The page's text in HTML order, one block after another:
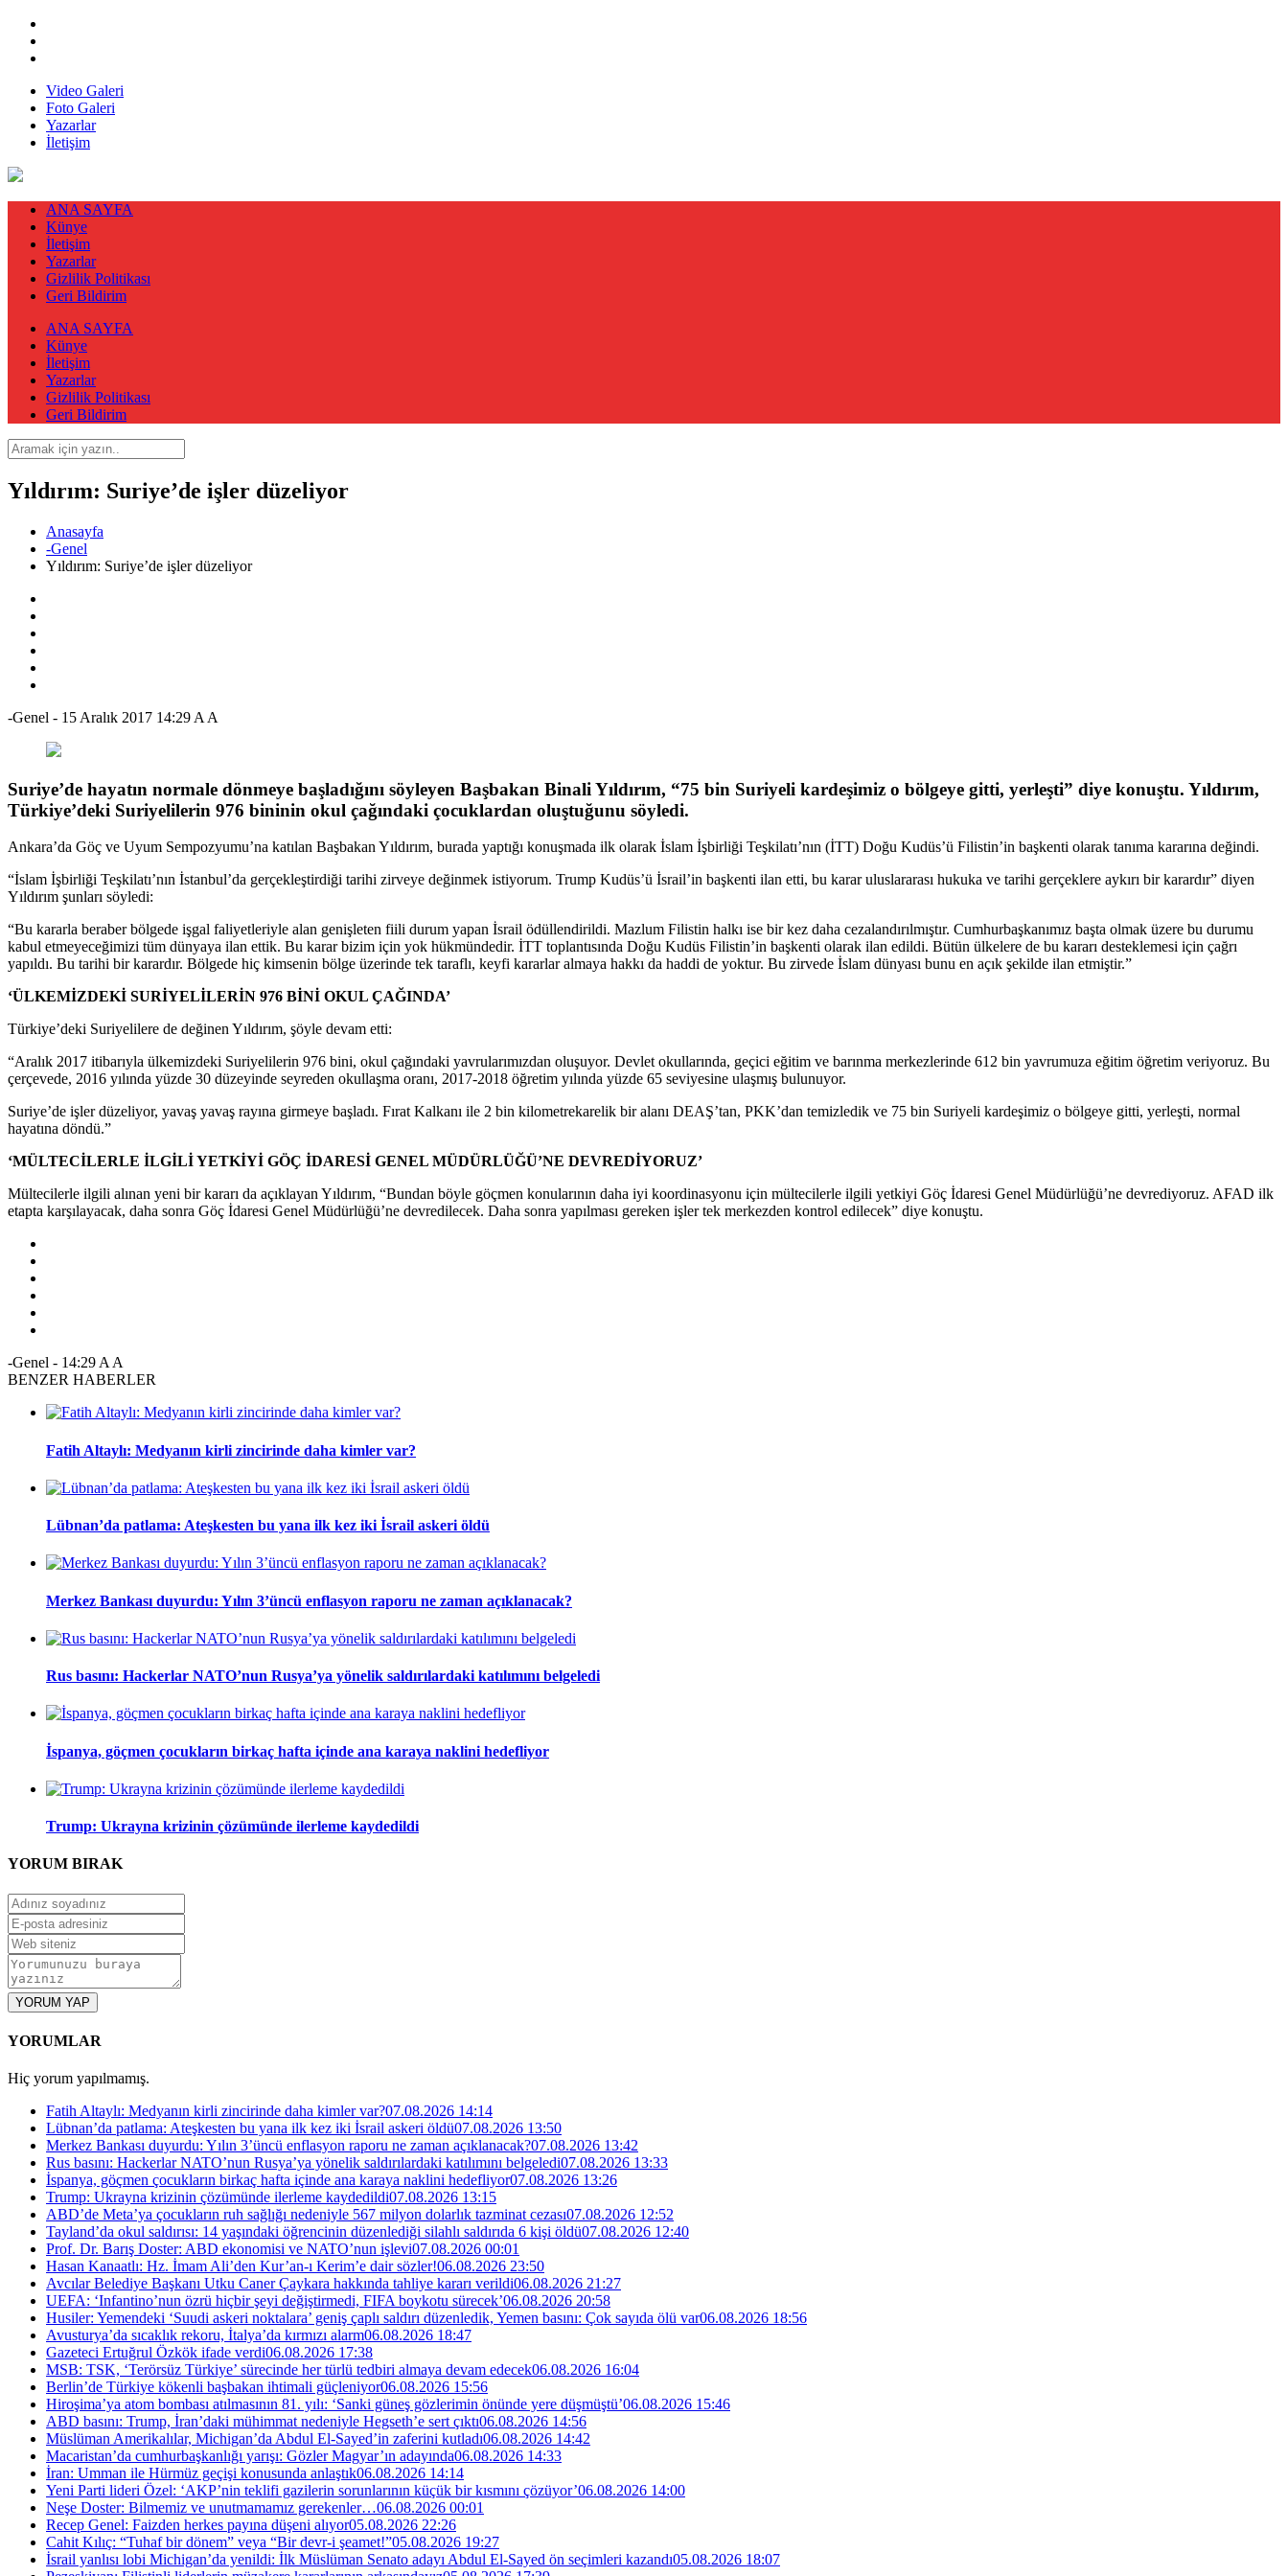
Video Galeri
Foto Galeri
Yazarlar
İletişim
ANA SAYFA
Künye
İletişim
Yazarlar
Gizlilik Politikası
Geri Bildirim
ANA SAYFA
Künye
İletişim
Yazarlar
Gizlilik Politikası
Geri Bildirim
Yıldırım: Suriye’de işler düzeliyor
Anasayfa
-Genel
Yıldırım: Suriye’de işler düzeliyor
-Genel - 15 Aralık 2017 14:29 A A
Suriye’de hayatın normale dönmeye başladığını söyleyen Başbakan Binali Yıldırım, “75 bin Suriyeli kardeşimiz o bölgeye gitti, yerleşti” diye konuştu. Yıldırım,
Türkiye’deki Suriyelilerin 976 bininin okul çağındaki çocuklardan oluştuğunu söyledi.
Ankara’da Göç ve Uyum Sempozyumu’na katılan Başbakan Yıldırım, burada yaptığı konuşmada ilk olarak İslam İşbirliği Teşkilatı’nın (İTT) Doğu Kudüs’ü Filistin’in başkenti olarak tanıma kararına değindi.
“İslam İşbirliği Teşkilatı’nın İstanbul’da gerçekleştirdiği tarihi zirveye değinmek istiyorum. Trump Kudüs’ü İsrail’in başkenti ilan etti, bu karar uluslararası hukuka ve tarihi gerçeklere aykırı bir karardır” diyen
Yıldırım şunları söyledi:
“Bu kararla beraber bölgede işgal faliyetleriyle alan genişleten fiili durum yapan İsrail ödüllendirildi. Mazlum Filistin halkı ise bir kez daha cezalandırılmıştır. Cumhurbaşkanımız başta olmak üzere bu durumu
kabul etmeyeceğimizi tüm dünyaya ilan ettik. Bu karar bizim için yok hükmündedir. İTT toplantısında Doğu Kudüs Filistin’in başkenti olarak ilan edildi. Bütün ülkelere de bu kararı desteklemesi için çağrı
yapıldı. Bu tarihi bir karardır. Bölgede hiç kimsenin bölge üzerinde tek taraflı, keyfi kararlar almaya hakkı da haddi de yoktur. Bu zirvede İslam dünyası bunu en açık şekilde ilan etmiştir.”
‘ÜLKEMİZDEKİ SURİYELİLERİN 976 BİNİ OKUL ÇAĞINDA’
Türkiye’deki Suriyelilere de değinen Yıldırım, şöyle devam etti:
“Aralık 2017 itibarıyla ülkemizdeki Suriyelilerin 976 bini, okul çağındaki yavrularımızdan oluşuyor. Devlet okullarında, geçici eğitim ve barınma merkezlerinde 612 bin yavrumuza eğitim öğretim veriyoruz. Bu
çerçevede, 2016 yılında yüzde 30 düzeyinde seyreden okullaşma oranı, 2017-2018 öğretim yılında yüzde 65 seviyesine ulaşmış bulunuyor.
Suriye’de işler düzeliyor, yavaş yavaş rayına girmeye başladı. Fırat Kalkanı ile 2 bin kilometrekarelik bir alanı DEAŞ’tan, PKK’dan temizledik ve 75 bin Suriyeli kardeşimiz o bölgeye gitti, yerleşti, normal
hayatına döndü.”
‘MÜLTECİLERLE İLGİLİ YETKİYİ GÖÇ İDARESİ GENEL MÜDÜRLÜĞÜ’NE DEVREDİYORUZ’
Mültecilerle ilgili alınan yeni bir kararı da açıklayan Yıldırım, “Bundan böyle göçmen konularının daha iyi koordinasyonu için mültecilerle ilgili yetkiyi Göç İdaresi Genel Müdürlüğü’ne devrediyoruz. AFAD ilk
etapta karşılayacak, daha sonra Göç İdaresi Genel Müdürlüğü’ne devredilecek. Daha sonra yapılması gereken işler tek merkezden kontrol edilecek” diye konuştu.
-Genel - 14:29 A A
BENZER HABERLER
Fatih Altaylı: Medyanın kirli zincirinde daha kimler var?
Lübnan’da patlama: Ateşkesten bu yana ilk kez iki İsrail askeri öldü
Merkez Bankası duyurdu: Yılın 3’üncü enflasyon raporu ne zaman açıklanacak?
Rus basını: Hackerlar NATO’nun Rusya’ya yönelik saldırılardaki katılımını belgeledi
İspanya, göçmen çocukların birkaç hafta içinde ana karaya naklini hedefliyor
Trump: Ukrayna krizinin çözümünde ilerleme kaydedildi
YORUM BIRAK
YORUM YAP
YORUMLAR
Hiç yorum yapılmamış.
Fatih Altaylı: Medyanın kirli zincirinde daha kimler var?07.08.2026 14:14
Lübnan’da patlama: Ateşkesten bu yana ilk kez iki İsrail askeri öldü07.08.2026 13:50
Merkez Bankası duyurdu: Yılın 3’üncü enflasyon raporu ne zaman açıklanacak?07.08.2026 13:42
Rus basını: Hackerlar NATO’nun Rusya’ya yönelik saldırılardaki katılımını belgeledi07.08.2026 13:33
İspanya, göçmen çocukların birkaç hafta içinde ana karaya naklini hedefliyor07.08.2026 13:26
Trump: Ukrayna krizinin çözümünde ilerleme kaydedildi07.08.2026 13:15
ABD’de Meta’ya çocukların ruh sağlığı nedeniyle 567 milyon dolarlık tazminat cezası07.08.2026 12:52
Tayland’da okul saldırısı: 14 yaşındaki öğrencinin düzenlediği silahlı saldırıda 6 kişi öldü07.08.2026 12:40
Prof. Dr. Barış Doster: ABD ekonomisi ve NATO’nun işlevi07.08.2026 00:01
Hasan Kanaatlı: Hz. İmam Ali’den Kur’an-ı Kerim’e dair sözler!06.08.2026 23:50
Avcılar Belediye Başkanı Utku Caner Çaykara hakkında tahliye kararı verildi06.08.2026 21:27
UEFA: ‘Infantino’nun özrü hiçbir şeyi değiştirmedi, FIFA boykotu sürecek’06.08.2026 20:58
Husiler: Yemendeki ‘Suudi askeri noktalara’ geniş çaplı saldırı düzenledik, Yemen basını: Çok sayıda ölü var06.08.2026 18:56
Avusturya’da sıcaklık rekoru, İtalya’da kırmızı alarm06.08.2026 18:47
Gazeteci Ertuğrul Özkök ifade verdi06.08.2026 17:38
MSB: TSK, ‘Terörsüz Türkiye’ sürecinde her türlü tedbiri almaya devam edecek06.08.2026 16:04
Berlin’de Türkiye kökenli başbakan ihtimali güçleniyor06.08.2026 15:56
Hiroşima’ya atom bombası atılmasının 81. yılı: ‘Sanki güneş gözlerimin önünde yere düşmüştü’06.08.2026 15:46
ABD basını: Trump, İran’daki mühimmat nedeniyle Hegseth’e sert çıktı06.08.2026 14:56
Müslüman Amerikalılar, Michigan’da Abdul El-Sayed’in zaferini kutladı06.08.2026 14:42
Macaristan’da cumhurbaşkanlığı yarışı: Gözler Magyar’ın adayında06.08.2026 14:33
İran: Umman ile Hürmüz geçişi konusunda anlaştık06.08.2026 14:14
Yeni Parti lideri Özel: ‘AKP’nin teklifi gazilerin sorunlarının küçük bir kısmını çözüyor’06.08.2026 14:00
Neşe Doster: Bilmemiz ve unutmamamız gerekenler…06.08.2026 00:01
Recep Genel: Faizden herkes payına düşeni alıyor05.08.2026 22:26
Cahit Kılıç: “Tuhaf bir dönem” veya “Bir devr-i şeamet!”05.08.2026 19:27
İsrail yanlısı lobi Michigan’da yenildi: İlk Müslüman Senato adayı Abdul El-Sayed ön seçimleri kazandı05.08.2026 18:07